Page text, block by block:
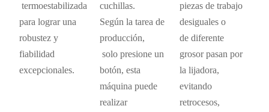
termoestabilizada
para lograr una
robustez y
fiabilidad
excepcionales.
cuchillas.
Según la tarea de
producción,
solo presione un
botón, esta
máquina puede
realizar
piezas de trabajo
desiguales o
de diferente
grosor pasan por
la lijadora,
evitando
retrocesos,